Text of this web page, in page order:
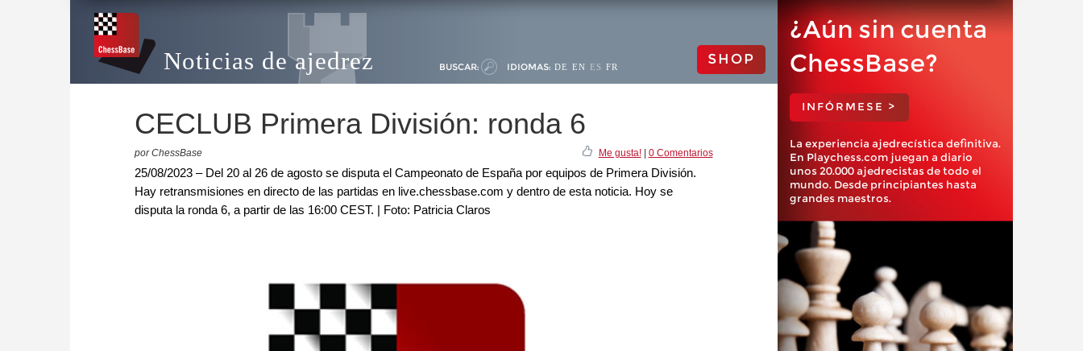
Noticias de ajedrez BUSCAR: IDIOMAS: DE EN ES FR SHOP
CECLUB Primera División: ronda 6
por ChessBase Me gusta!| 0 Comentarios
25/08/2023 – Del 20 al 26 de agosto se disputa el Campeonato de España por equipos de Primera División.
Hay retransmisiones en directo de las partidas en live.chessbase.com y dentro de esta noticia. Hoy se
disputa la ronda 6, a partir de las 16:00 CEST. | Foto: Patricia Claros
¿Aún sin cuenta
ChessBase?
INFÓRMESE >
La experiencia ajedrecística definitiva.
En Playchess.com juegan a diario
unos 20.000 ajedrecistas de todo el
mundo. Desde principiantes hasta
grandes maestros.